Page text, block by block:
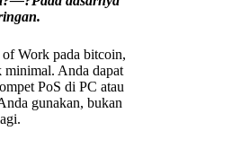
Work pada bitcoin,
minimal. Anda dapat
PoS di PC atau
gunakan, bukan